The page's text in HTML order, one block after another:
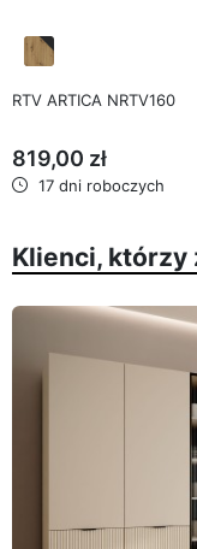
RTV ARTICA NRTV160
819,00 zł
17 dni roboczych
Klienci, którzy